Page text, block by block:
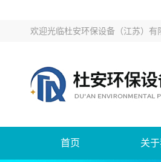
欢迎光临杜安环保设备（江苏）有
首页 关于